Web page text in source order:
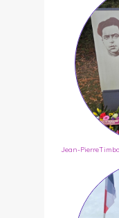
Jean-